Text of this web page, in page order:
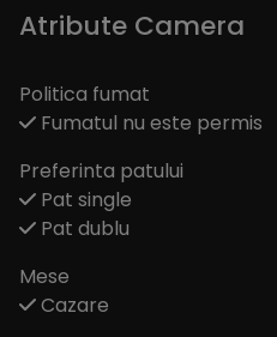
Atribute Camera
Politica fumat
Fumatul nu este permis
Preferinta patului
Pat single
Pat dublu
Mese
Cazare